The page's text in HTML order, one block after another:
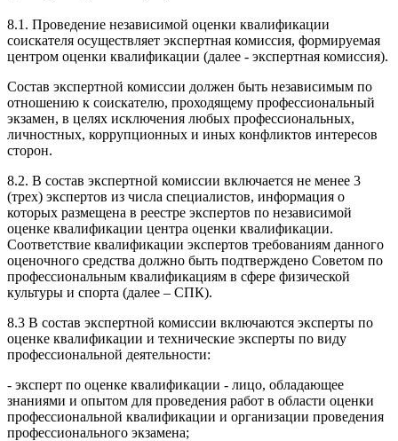
8.1. Проведение независимой оценки квалификации
соискателя осуществляет экспертная комиссия, формируемая
центром оценки квалификации (далее - экспертная комиссия).
Состав экспертной комиссии должен быть независимым по
отношению к соискателю, проходящему профессиональный
экзамен, в целях исключения любых профессиональных,
личностных, коррупционных и иных конфликтов интересов
сторон.
8.2. В состав экспертной комиссии включается не менее 3
(трех) экспертов из числа специалистов, информация о
которых размещена в реестре экспертов по независимой
оценке квалификации центра оценки квалификации.
Соответствие квалификации экспертов требованиям данного
оценочного средства должно быть подтверждено Советом по
профессиональным квалификациям в сфере физической
культуры и спорта (далее – СПК).
8.3 В состав экспертной комиссии включаются эксперты по
оценке квалификации и технические эксперты по виду
профессиональной деятельности:
- эксперт по оценке квалификации - лицо, обладающее
знаниями и опытом для проведения работ в области оценки
профессиональной квалификации и организации проведения
профессионального экзамена;